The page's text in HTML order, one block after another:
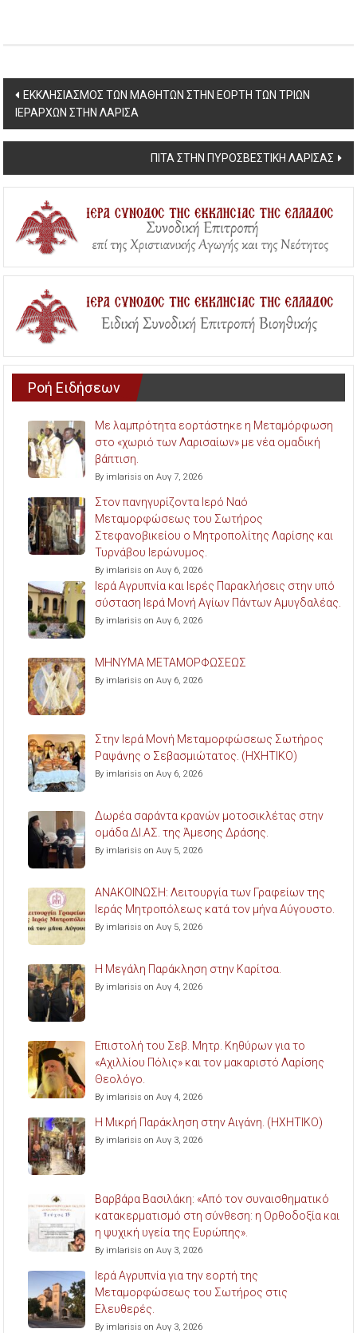
Post
navigation
ΕΚΚΛΗΣΙΑΣΜΟΣ ΤΩΝ ΜΑΘΗΤΩΝ ΣΤΗΝ ΕΟΡΤΗ ΤΩΝ ΤΡΙΩΝ
ΙΕΡΑΡΧΩΝ ΣΤΗΝ ΛΑΡΙΣΑ
ΠΙΤΑ ΣΤΗΝ ΠΥΡΟΣΒΕΣΤΙΚΗ ΛΑΡΙΣΑΣ
Ροή Ειδήσεων
Με λαμπρότητα εορτάστηκε η Μεταμόρφωση
στο «χωριό των Λαρισαίων» με νέα ομαδική
βάπτιση.
By imlarisis on Αυγ 7, 2026
Στον πανηγυρίζοντα Ιερό Ναό
Μεταμορφώσεως του Σωτήρος
Στεφανοβικείου ο Μητροπολίτης Λαρίσης και
Τυρνάβου Ιερώνυμος.
By imlarisis on Αυγ 6, 2026
Ιερά Αγρυπνία και Ιερές Παρακλήσεις στην υπό
σύσταση Ιερά Μονή Αγίων Πάντων Αμυγδαλέας.
By imlarisis on Αυγ 6, 2026
ΜΗΝΥΜΑ ΜΕΤΑΜΟΡΦΩΣΕΩΣ
By imlarisis on Αυγ 6, 2026
Στην Ιερά Μονή Μεταμορφώσεως Σωτήρος
Ραψάνης ο Σεβασμιώτατος. (ΗΧΗΤΙΚΟ)
By imlarisis on Αυγ 6, 2026
Δωρέα σαράντα κρανών μοτοσικλέτας στην
ομάδα ΔΙ.ΑΣ. της Άμεσης Δράσης.
By imlarisis on Αυγ 5, 2026
ΑΝΑΚΟΙΝΩΣΗ: Λειτουργία των Γραφείων της
Ιεράς Μητροπόλεως κατά τον μήνα Αύγουστο.
By imlarisis on Αυγ 5, 2026
Η Μεγάλη Παράκληση στην Καρίτσα.
By imlarisis on Αυγ 4, 2026
Επιστολή του Σεβ. Μητρ. Κηθύρων για το
«Αχιλλίου Πόλις» και τον μακαριστό Λαρίσης
Θεολόγο.
By imlarisis on Αυγ 4, 2026
Η Μικρή Παράκληση στην Αιγάνη. (ΗΧΗΤΙΚΟ)
By imlarisis on Αυγ 3, 2026
Βαρβάρα Βασιλάκη: «Από τον συναισθηματικό
κατακερματισμό στη σύνθεση: η Ορθοδοξία και
η ψυχική υγεία της Ευρώπης».
By imlarisis on Αυγ 3, 2026
Ιερά Αγρυπνία για την εορτή της
Μεταμορφώσεως του Σωτήρος στις
Ελευθερές.
By imlarisis on Αυγ 3, 2026